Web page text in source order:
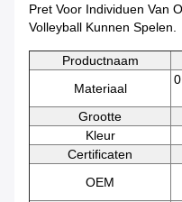
Pret Voor Individuen Van
Volleyball Kunnen Spelen.
Productnaam
Materiaal
Grootte
Kleur
Certificaten
OEM